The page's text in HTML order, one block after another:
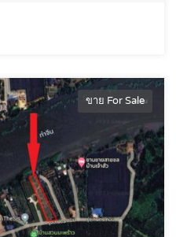
ขาย For Sale